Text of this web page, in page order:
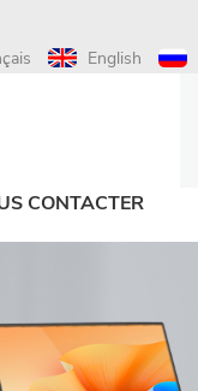
English
CONTACTER